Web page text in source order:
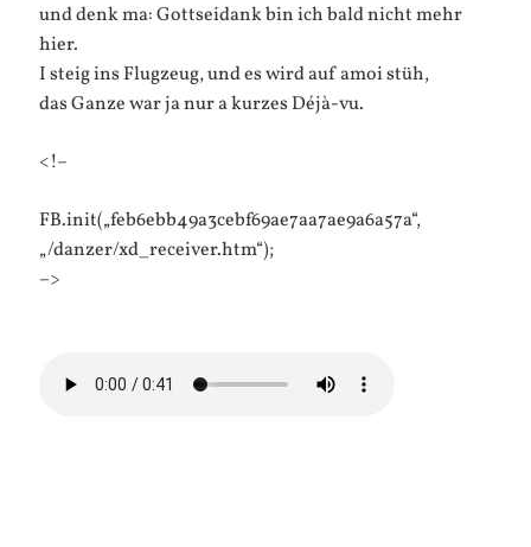
und denk ma: Gottseidank bin ich bald nicht mehr
hier.
I steig ins Flugzeug, und es wird auf amoi stüh,
das Ganze war ja nur a kurzes Déjà-vu.
<!–
FB.init(„feb6ebb49a3cebf69ae7aa7ae9a6a57a“,
„/danzer/xd_receiver.htm“);
–>